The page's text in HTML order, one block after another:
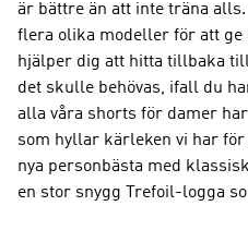
är bättre än att inte träna
flera olika modeller för att
hjälper dig att hitta tillbaka
det skulle behövas, ifall du
alla våra shorts för damer
som hyllar kärleken vi har
nya personbästa med
en stor snygg Trefoil-logga